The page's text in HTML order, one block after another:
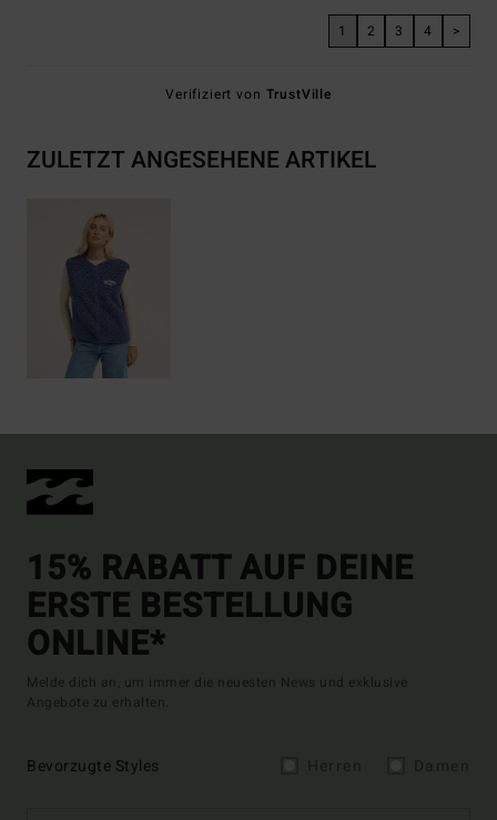
1 2 3 4 >
Verifiziert von TrustVille
ZULETZT ANGESEHENE ARTIKEL
15% RABATT AUF DEINE
ERSTE BESTELLUNG
ONLINE*
Melde dich an, um immer die neuesten News und exklusive
Angebote zu erhalten.
Bevorzugte Styles